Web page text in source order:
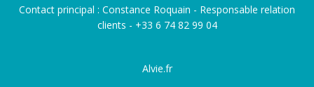
Contact principal : Constance Roquain - Responsable relation
clients - +33 6 74 82 99 04
Alvie.fr